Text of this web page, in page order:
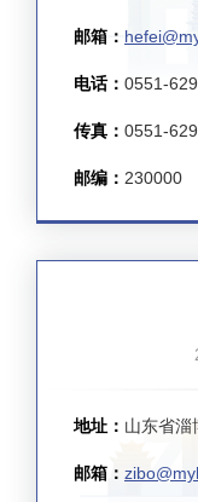
邮箱：
电话： 0551-
传真： 0551-
邮编： 230000
地址： 山东省淄
邮箱：